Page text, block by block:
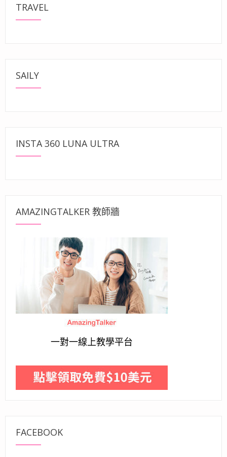
TRAVEL
SAILY
INSTA 360 LUNA ULTRA
AMAZINGTALKER 教師牆
一對一線上教學平台
FACEBOOK